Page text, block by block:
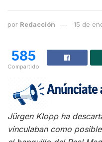
por Redacción 15 de
585
Compartido
Jürgen Klopp ha
vinculaban como